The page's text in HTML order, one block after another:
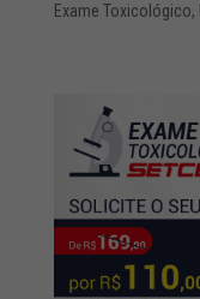
Exame Toxicológico,